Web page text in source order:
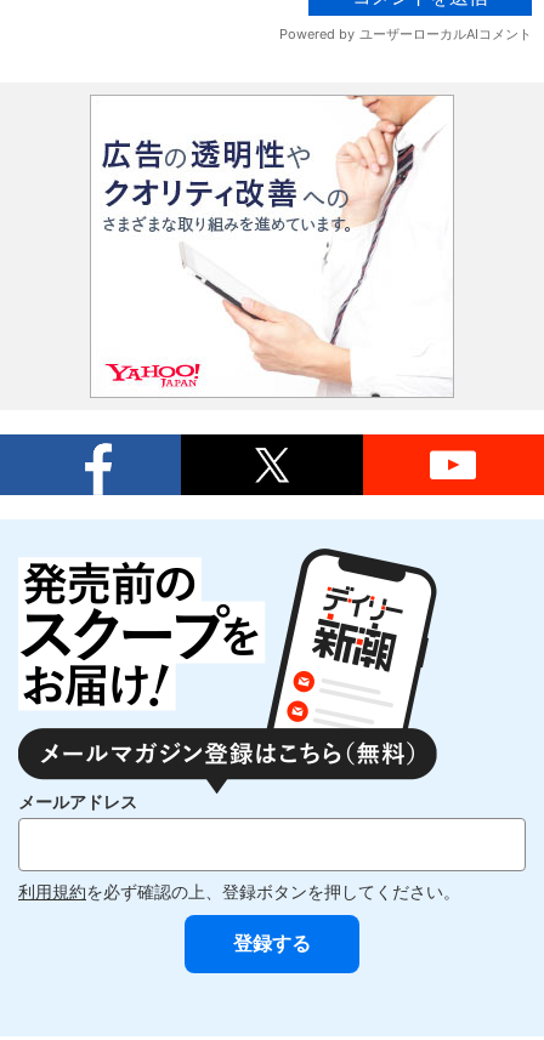
メールアドレス
利用規約を必ず確認の上、登録ボタンを押してください。